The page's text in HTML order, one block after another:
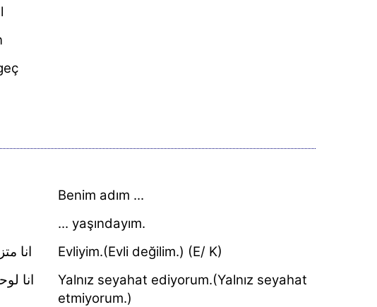
Benim adım ...
... yaşındayım.
انا
Evliyim.(Evli değilim.) (E/ K)
انا
Yalnız seyahat ediyorum.(Yalnız seyahat
etmiyorum.)